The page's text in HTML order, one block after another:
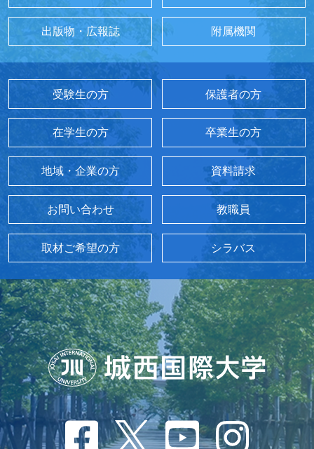
出版物・広報誌 附属機関
受験生の方 保護者の方
在学生の方 卒業生の方
地域・企業の方 資料請求
お問い合わせ 教職員
取材ご希望の方 シラバス